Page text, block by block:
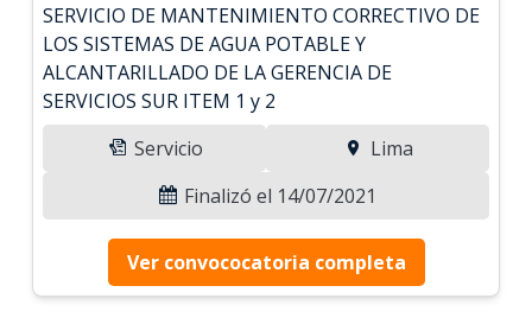
SERVICIO DE MANTENIMIENTO CORRECTIVO DE
LOS SISTEMAS DE AGUA POTABLE Y
ALCANTARILLADO DE LA GERENCIA DE
SERVICIOS SUR ITEM 1 y 2
Servicio
Lima
Finalizó el 14/07/2021
Ver convococatoria completa